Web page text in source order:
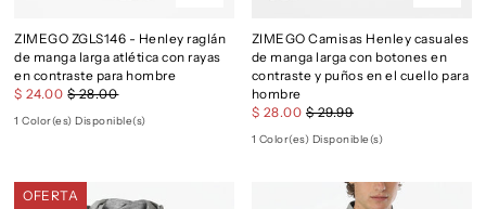
ZIMEGO ZGLS146 - Henley raglán
de manga larga atlética con rayas
en contraste para hombre
$ 24.00 $ 28.00
1 Color(es) Disponible(s)
ZIMEGO Camisas Henley casuales
de manga larga con botones en
contraste y puños en el cuello para
hombre
$ 28.00 $ 29.99
1 Color(es) Disponible(s)
OFERTA